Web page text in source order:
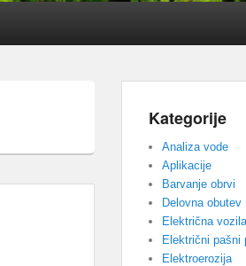
Kategorije
Analiza vode
Aplikacije
Barvanje obrvi
Delovna obutev
Električna vozila
Električni pašni
Elektroerozija